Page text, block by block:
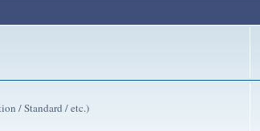
/ Standard / etc.)